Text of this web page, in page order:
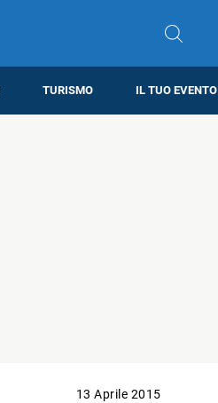
TURISMO IL TUO EVENTO
13 Aprile 2015